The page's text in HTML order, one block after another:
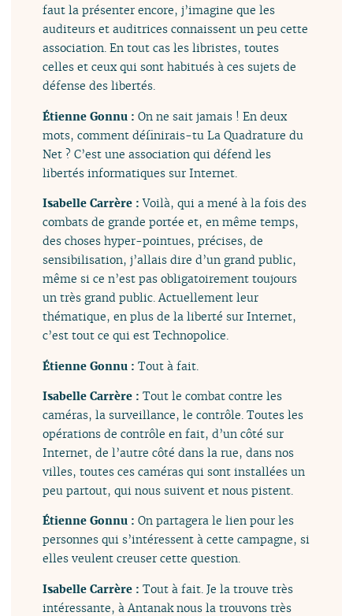
faut la présenter encore, j’imagine que les
auditeurs et auditrices connaissent un peu cette
association. En tout cas les libristes, toutes
celles et ceux qui sont habitués à ces sujets de
défense des libertés.
Étienne Gonnu :On ne sait jamais ! En deux
mots, comment définirais-tu La Quadrature du
Net ? C’est une association qui défend les
libertés informatiques sur Internet.
Isabelle Carrère :Voilà, qui a mené à la fois des
combats de grande portée et, en même temps,
des choses hyper-pointues, précises, de
sensibilisation, j’allais dire d’un grand public,
même si ce n’est pas obligatoirement toujours
un très grand public. Actuellement leur
thématique, en plus de la liberté sur Internet,
c’est tout ce qui est Technopolice.
Étienne Gonnu :Tout à fait.
Isabelle Carrère :Tout le combat contre les
caméras, la surveillance, le contrôle. Toutes les
opérations de contrôle en fait, d’un côté sur
Internet, de l’autre côté dans la rue, dans nos
villes, toutes ces caméras qui sont installées un
peu partout, qui nous suivent et nous pistent.
Étienne Gonnu :On partagera le lien pour les
personnes qui s’intéressent à cette campagne, si
elles veulent creuser cette question.
Isabelle Carrère :Tout à fait. Je la trouve très
intéressante, à Antanak nous la trouvons très